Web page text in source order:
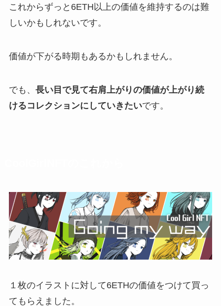
これからずっと6ETH以上の価値を維持するのは難
しいかもしれないです。
価値が下がる時期もあるかもしれません。
でも、 長い目で見て右肩上がりの価値が上がり続
けるコレクションにしていきたいです。
１枚のイラストに対して6ETHの価値をつけて買っ
てもらえました。